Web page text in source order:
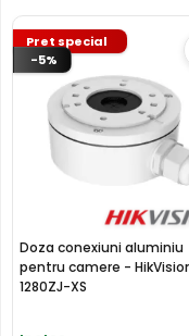
MICROFON INCLUS
Puteti supraveghea
acoperita de aceasta
microfon incorporat,
zgomote suspecte,
locatia respectiva,
mare.
Pret special
-5%
Doza conexiuni aluminiu
pentru camere -
1280ZJ-XS